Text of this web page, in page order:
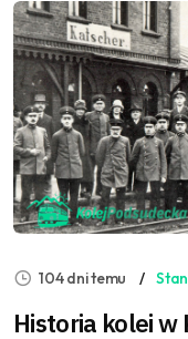
104 dni temu
Historia kolei w